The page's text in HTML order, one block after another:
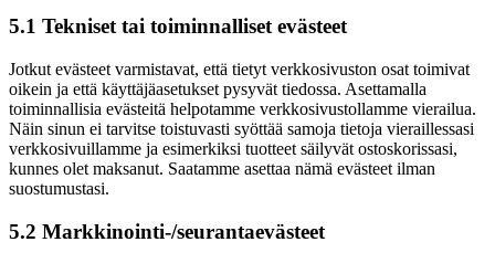
5.1 Tekniset tai toiminnalliset evästeet
Jotkut evästeet varmistavat, että tietyt verkkosivuston osat toimivat
oikein ja että käyttäjäasetukset pysyvät tiedossa. Asettamalla
toiminnallisia evästeitä helpotamme verkkosivustollamme vierailua.
Näin sinun ei tarvitse toistuvasti syöttää samoja tietoja vieraillessasi
verkkosivuillamme ja esimerkiksi tuotteet säilyvät ostoskorissasi,
kunnes olet maksanut. Saatamme asettaa nämä evästeet ilman
suostumustasi.
5.2 Markkinointi-/seurantaevästeet